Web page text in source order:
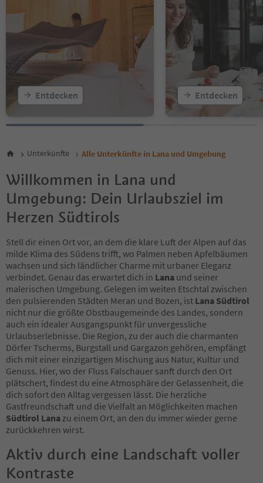
Entdecken Entdecken
Unterkünfte Alle Unterkünfte in Lana und Umgebung
Willkommen in Lana und
Umgebung: Dein Urlaubsziel im
Herzen Südtirols
Stell dir einen Ort vor, an dem die klare Luft der Alpen auf das
milde Klima des Südens trifft, wo Palmen neben Apfelbäumen
wachsen und sich ländlicher Charme mit urbaner Eleganz
verbindet. Genau das erwartet dich in Lana und seiner
malerischen Umgebung. Gelegen im weiten Etschtal zwischen
den pulsierenden Städten Meran und Bozen, ist Lana Südtirol
nicht nur die größte Obstbaugemeinde des Landes, sondern
auch ein idealer Ausgangspunkt für unvergessliche
Urlaubserlebnisse. Die Region, zu der auch die charmanten
Dörfer Tscherms, Burgstall und Gargazon gehören, empfängt
dich mit einer einzigartigen Mischung aus Natur, Kultur und
Genuss. Hier, wo der Fluss Falschauer sanft durch den Ort
plätschert, findest du eine Atmosphäre der Gelassenheit, die
dich sofort den Alltag vergessen lässt. Die herzliche
Gastfreundschaft und die Vielfalt an Möglichkeiten machen
Südtirol Lana zu einem Ort, an den du immer wieder gerne
zurückkehren wirst.
Aktiv durch eine Landschaft voller
Kontraste